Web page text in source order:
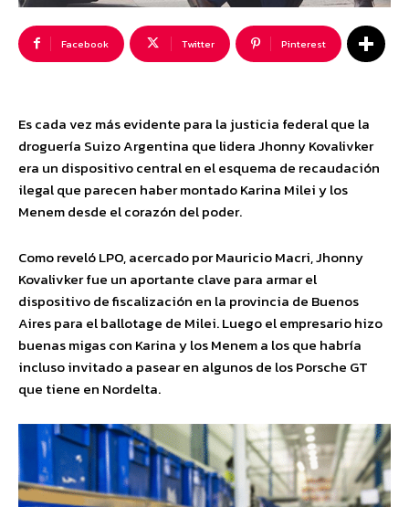
Facebook Twitter Pinterest
Es cada vez más evidente para la justicia federal que la
droguería Suizo Argentina que lidera Jhonny Kovalivker
era un dispositivo central en el esquema de recaudación
ilegal que parecen haber montado Karina Milei y los
Menem desde el corazón del poder.
Como reveló LPO, acercado por Mauricio Macri, Jhonny
Kovalivker fue un aportante clave para armar el
dispositivo de fiscalización en la provincia de Buenos
Aires para el ballotage de Milei. Luego el empresario hizo
buenas migas con Karina y los Menem a los que habría
incluso invitado a pasear en algunos de los Porsche GT
que tiene en Nordelta.